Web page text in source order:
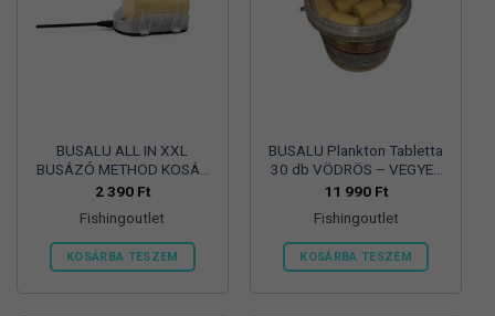
BUSALU ALL IN XXL
BUSÁZÓ METHOD KOSÁR
CRYSTAL – 150gr
2 390 Ft
Fishingoutlet
KOSÁRBA TESZEM
BUSALU Plankton Tabletta
30 db VÖDRÖS – VEGYES
ÍZBEN
11 990 Ft
Fishingoutlet
KOSÁRBA TESZEM